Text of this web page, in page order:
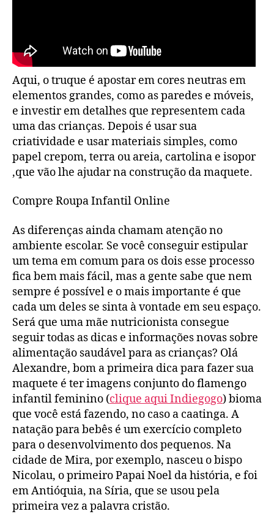
Aqui, o truque é apostar em cores neutras em
elementos grandes, como as paredes e móveis,
e investir em detalhes que representem cada
uma das crianças. Depois é usar sua
criatividade e usar materiais simples, como
papel crepom, terra ou areia, cartolina e isopor
,que vão lhe ajudar na construção da maquete.
Compre Roupa Infantil Online
As diferenças ainda chamam atenção no
ambiente escolar. Se você conseguir estipular
um tema em comum para os dois esse processo
fica bem mais fácil, mas a gente sabe que nem
sempre é possível e o mais importante é que
cada um deles se sinta à vontade em seu espaço.
Será que uma mãe nutricionista consegue
seguir todas as dicas e informações novas sobre
alimentação saudável para as crianças? Olá
Alexandre, bom a primeira dica para fazer sua
maquete é ter imagens conjunto do flamengo
infantil feminino (clique aqui Indiegogo) bioma
que você está fazendo, no caso a caatinga. A
natação para bebês é um exercício completo
para o desenvolvimento dos pequenos. Na
cidade de Mira, por exemplo, nasceu o bispo
Nicolau, o primeiro Papai Noel da história, e foi
em Antióquia, na Síria, que se usou pela
primeira vez a palavra cristão.